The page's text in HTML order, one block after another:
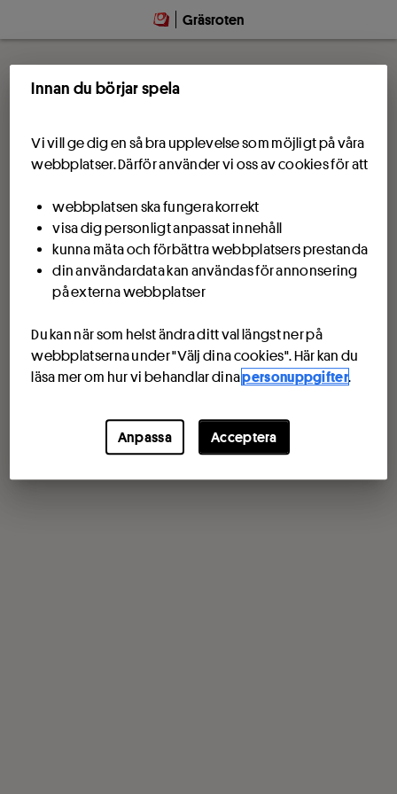
Gräsroten
Innan du börjar spela
Vi vill ge dig en så bra upplevelse som möjligt på våra
webbplatser. Därför använder vi oss av cookies för att
webbplatsen ska fungera korrekt
visa dig personligt anpassat innehåll
kunna mäta och förbättra webbplatsers prestanda
din användardata kan användas för annonsering
på externa webbplatser
Du kan när som helst ändra ditt val längst ner på
webbplatserna under "Välj dina cookies". Här kan du
läsa mer om hur vi behandlar dinapersonuppgifter.
Anpassa Acceptera